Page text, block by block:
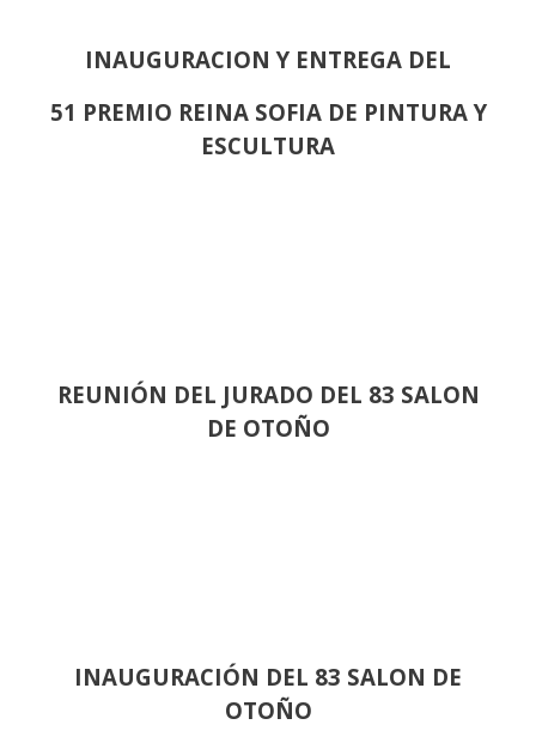
INAUGURACION Y ENTREGA DEL
51 PREMIO REINA SOFIA DE PINTURA Y
ESCULTURA
REUNIÓN DEL JURADO DEL 83 SALON
DE OTOÑO
INAUGURACIÓN DEL 83 SALON DE
OTOÑO